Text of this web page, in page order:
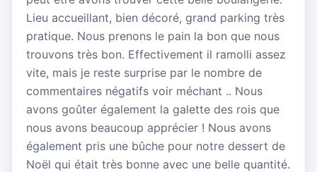
Lieu accueillant, bien décoré, grand parking très
pratique. Nous prenons le pain la bon que nous
trouvons très bon. Effectivement il ramolli assez
vite, mais je reste surprise par le nombre de
commentaires négatifs voir méchant .. Nous
avons goûter également la galette des rois que
nous avons beaucoup apprécier ! Nous avons
également pris une bûche pour notre dessert de
Noël qui était très bonne avec une belle quantité.